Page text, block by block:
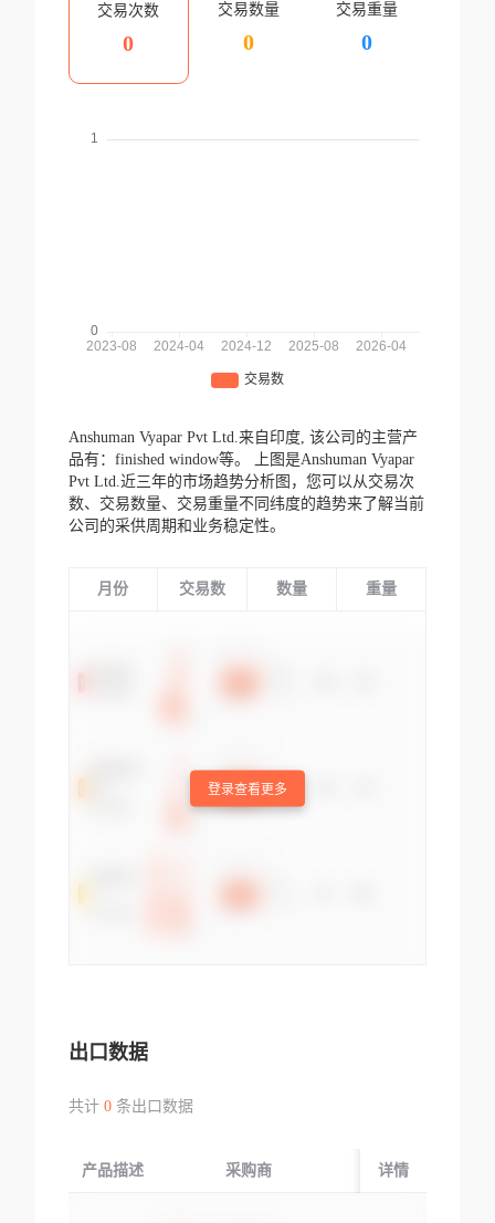
交易次数
0
交易数量
0
交易重量
0
Anshuman Vyapar Pvt Ltd.来自印度, 该公司的主营产
品有：finished window等。
上图是Anshuman Vyapar
Pvt Ltd.近三年的市场趋势分析图，您可以从交易次
数、交易数量、交易重量不同纬度的趋势来了解当前
公司的采供周期和业务稳定性。
月份 交易数 数量 重量
登录查看更多
出口数据
共计 0条出口数据
产品描述 采购商 起运国/地区
详情